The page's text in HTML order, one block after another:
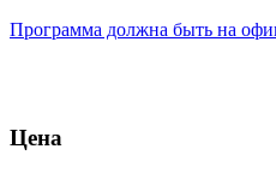
Программа должна быть на
Цена